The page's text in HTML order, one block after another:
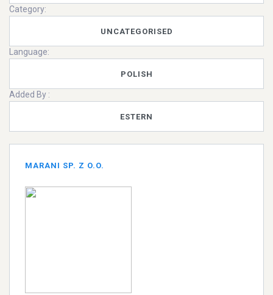
Category:
UNCATEGORISED
Language:
POLISH
Added By :
ESTERN
MARANI SP. Z O.O.